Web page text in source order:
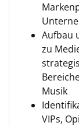
Aufbau
zu
Musik
VIPs,